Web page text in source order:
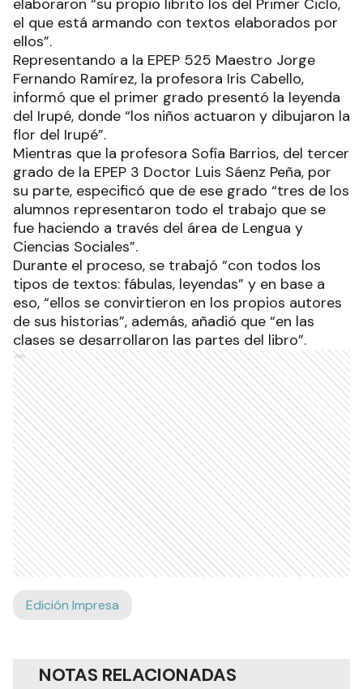
elaboraron “su propio librito los del Primer Ciclo,
el que está armando con textos elaborados por
ellos”.
Representando a la EPEP 525 Maestro Jorge
Fernando Ramírez, la profesora Iris Cabello,
informó que el primer grado presentó la leyenda
del Irupé, donde “los niños actuaron y dibujaron la
flor del Irupé”.
Mientras que la profesora Sofía Barrios, del tercer
grado de la EPEP 3 Doctor Luis Sáenz Peña, por
su parte, especificó que de ese grado “tres de los
alumnos representaron todo el trabajo que se
fue haciendo a través del área de Lengua y
Ciencias Sociales”.
Durante el proceso, se trabajó “con todos los
tipos de textos: fábulas, leyendas” y en base a
eso, “ellos se convirtieron en los propios autores
de sus historias”, además, añadió que “en las
clases se desarrollaron las partes del libro”.
Ads
Edición Impresa
NOTAS RELACIONADAS